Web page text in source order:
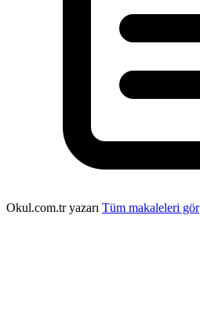
Okul.com.tr yazarı Tüm makaleleri gör